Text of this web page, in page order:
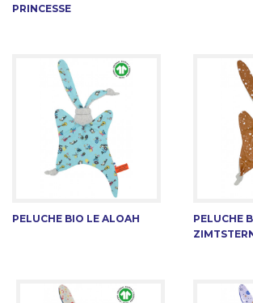
PRINCESSE
PELUCHE BIO LE ALOAH
PELUCHE